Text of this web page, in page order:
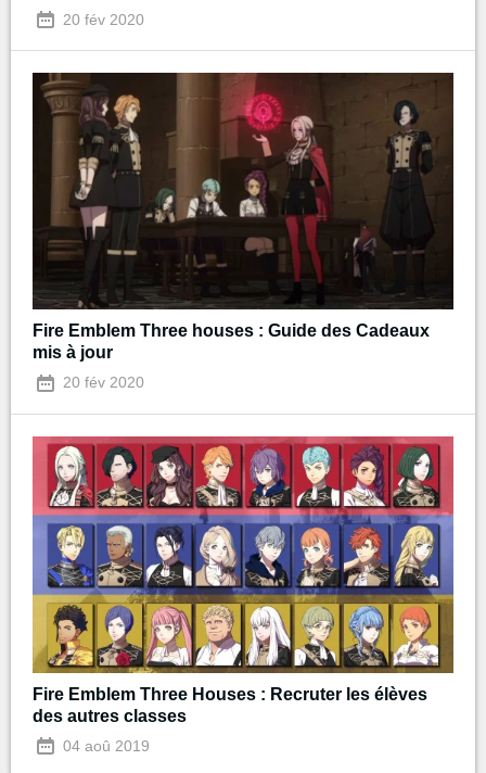
20 fév 2020
Fire Emblem Three houses : Guide des Cadeaux
mis à jour
20 fév 2020
Fire Emblem Three Houses : Recruter les élèves
des autres classes
04 aoû 2019